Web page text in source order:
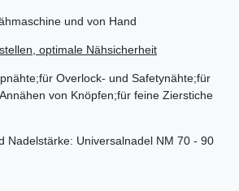
und von Hand
optimale Nähsicherheit
Overlock- und Safetynähte;für
von Knöpfen;für feine Zierstiche
Nadelstärke: Universalnadel NM 70 - 90